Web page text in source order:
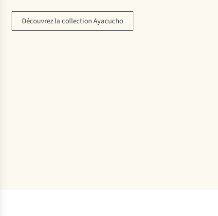
Découvrez la collection Ayacucho